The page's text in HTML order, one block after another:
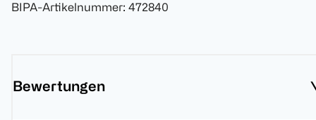
BIPA-Artikelnummer: 472840
Bewertungen